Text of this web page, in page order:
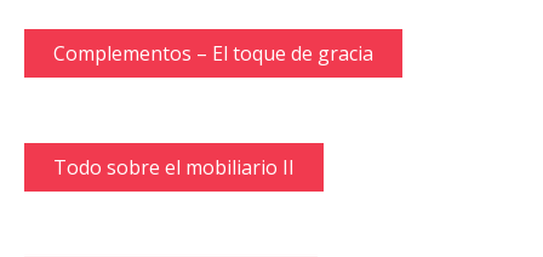
Complementos – El toque de gracia
Todo sobre el mobiliario II